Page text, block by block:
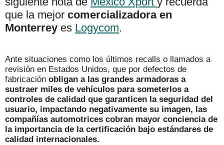
que la mejor comercializadora en
Monterrey es Logycom.
Ante situaciones como los últimos recalls o llamados a
revisión en Estados Unidos, que por defectos de
fabricación obligan a las grandes armadoras a
sustraer miles de vehículos para someterlos a
controles de calidad que garanticen la seguridad del
usuario, impactando negativamente su imagen, las
compañías automotrices cobran mayor conciencia de
la importancia de la certificación bajo estándares de
calidad internacionales.